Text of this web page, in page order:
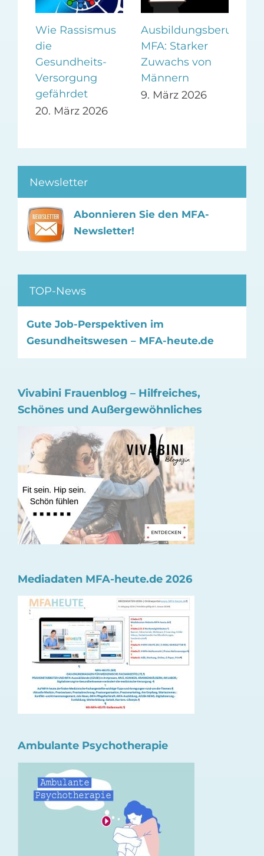
Wie Rassismus
die
Gesundheits-
Versorgung
gefährdet
20. März 2026
Ausbildungsberuf
MFA: Starker
Zuwachs von
Männern
9. März 2026
Newsletter
Abonnieren Sie den MFA-
Newsletter!
TOP-News
Gute Job-Perspektiven im
Gesundheitswesen – MFA-heute.de
Vivabini Frauenblog – Hilfreiches,
Schönes und Außergewöhnliches
Mediadaten MFA-heute.de 2026
Ambulante Psychotherapie